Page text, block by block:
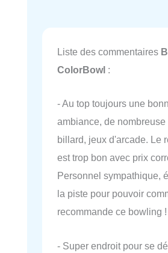
Liste des commentaires
ColorBowl :
- Au top toujours une
ambiance, de nombreuse
billard, jeux d'arcade. Le
est trop bon avec prix
Personnel sympathique,
la piste pour pouvoir
recommande ce bowling !
- Super endroit pour se